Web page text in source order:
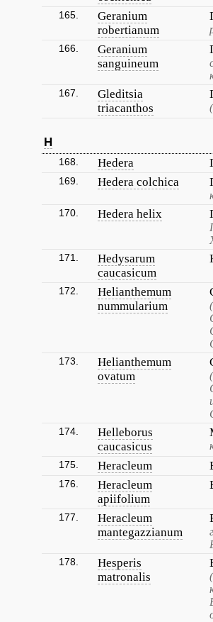
165.
Geranium
robertianum
166.
Geranium
sanguineum
167.
Gleditsia
triacanthos
H
168. Hedera
169. Hedera colchica
170. Hedera helix
171.
Hedysarum
caucasicum
172.
Helianthemum
nummularium
173.
Helianthemum
ovatum
174.
Helleborus
caucasicus
175. Heracleum
176.
Heracleum
apiifolium
177.
Heracleum
mantegazzianum
178.
Hesperis
matronalis